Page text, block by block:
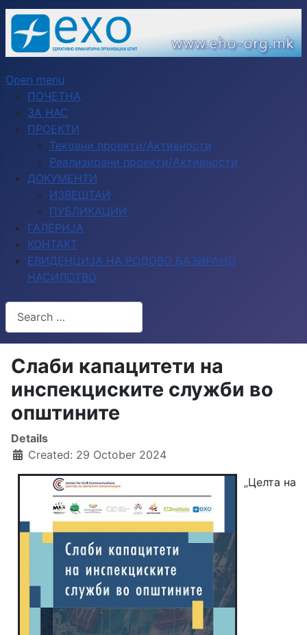
Open menu
ПОЧЕТНА
ЗА НАС
ПРОЕКТИ
Тековни проекти/Активности
Реализирани проекти/Активности
ДОКУМЕНТИ
ИЗВЕШТАИ
ПУБЛИКАЦИИ
ГАЛЕРИЈА
КОНТАКТ
ЕВИДЕНЦИЈА НА РОДОВО БАЗИРАНО
НАСИЛСТВО
Search
Type 2 or more characters for results.
Слаби капацитети на
инспекциските служби во
општините
Details
Created: 29 October 2024
„Целта на